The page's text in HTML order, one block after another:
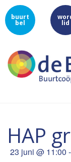
buurt
bel lid
HAP
23 juni @ 11:00 -